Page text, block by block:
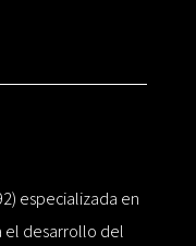
especializada en
el desarrollo del